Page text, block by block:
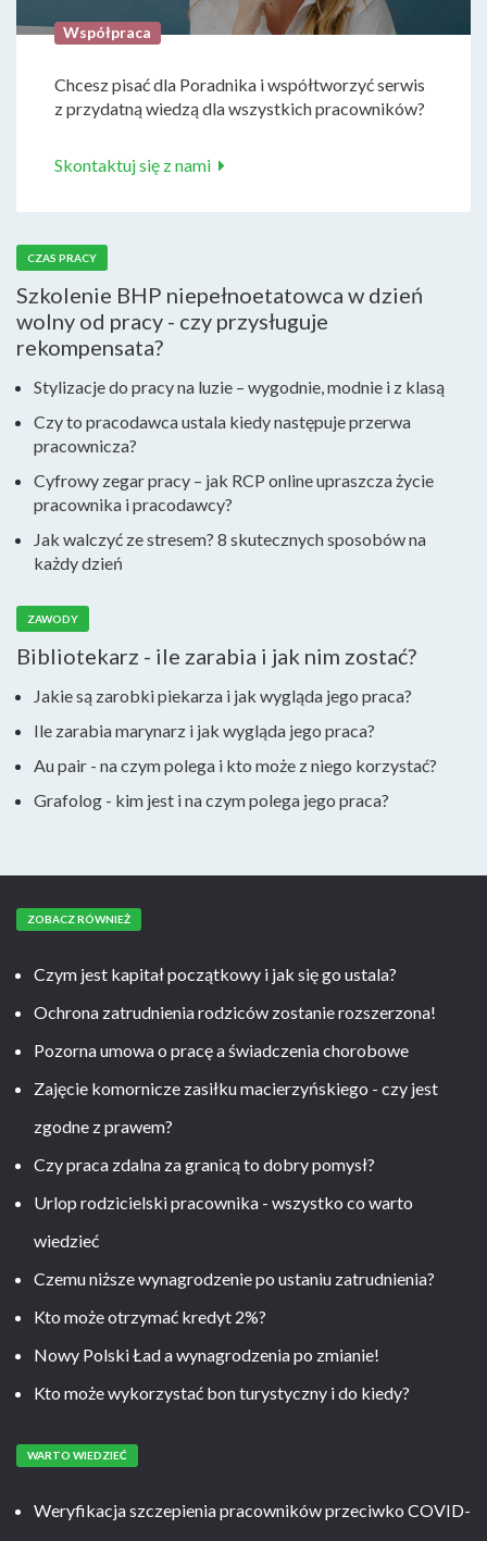
Współpraca
Chcesz pisać dla Poradnika i współtworzyć serwis
z przydatną wiedzą dla wszystkich pracowników?
Skontaktuj się z nami
CZAS PRACY
Szkolenie BHP niepełnoetatowca w dzień
wolny od pracy - czy przysługuje
rekompensata?
Stylizacje do pracy na luzie – wygodnie, modnie i z klasą
Czy to pracodawca ustala kiedy następuje przerwa
pracownicza?
Cyfrowy zegar pracy – jak RCP online upraszcza życie
pracownika i pracodawcy?
Jak walczyć ze stresem? 8 skutecznych sposobów na
każdy dzień
ZAWODY
Bibliotekarz - ile zarabia i jak nim zostać?
Jakie są zarobki piekarza i jak wygląda jego praca?
Ile zarabia marynarz i jak wygląda jego praca?
Au pair - na czym polega i kto może z niego korzystać?
Grafolog - kim jest i na czym polega jego praca?
ZOBACZ RÓWNIEŻ
Czym jest kapitał początkowy i jak się go ustala?
Ochrona zatrudnienia rodziców zostanie rozszerzona!
Pozorna umowa o pracę a świadczenia chorobowe
Zajęcie komornicze zasiłku macierzyńskiego - czy jest
zgodne z prawem?
Czy praca zdalna za granicą to dobry pomysł?
Urlop rodzicielski pracownika - wszystko co warto
wiedzieć
Czemu niższe wynagrodzenie po ustaniu zatrudnienia?
Kto może otrzymać kredyt 2%?
Nowy Polski Ład a wynagrodzenia po zmianie!
Kto może wykorzystać bon turystyczny i do kiedy?
WARTO WIEDZIEĆ
Weryfikacja szczepienia pracowników przeciwko COVID-